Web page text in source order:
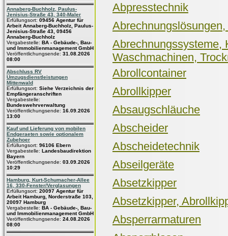
Annaberg-Buchholz, Paulus-
Jenisius-Straße 43, 340-Maler
Erfüllungsort: 09456 Agentur für
Arbeit Annaberg-Buchholz, Paulus-
Jenisius-Straße 43, 09456
Annaberg-Buchholz
Vergabestelle: BA - Gebäude-, Bau-
und Immobilienmanagement GmbH
Veröffentlichungsende: 31.08.2026
08:00
Abschluss RV
Umzugsdienstleistungen
Mittenwald
Erfüllungsort: Siehe Verzeichnis der
Empfängeranschriften
Vergabestelle:
Bundeswehrverwaltung
Veröffentlichungsende: 16.09.2026
13:00
Kauf und Lieferung von mobilen
Endgeraeten sowie optionalem
Zubehoer
Erfüllungsort: 96106 Ebern
Vergabestelle: Landesbaudirektion
Bayern
Veröffentlichungsende: 03.09.2026
10:29
Hamburg, Kurt-Schumacher-Allee
16, 330-Fenster/Verglasungen
Erfüllungsort: 20097 Agentur für
Arbeit Hamburg, Norderstraße 103,
20097 Hamburg
Vergabestelle: BA - Gebäude-, Bau-
und Immobilienmanagement GmbH
Veröffentlichungsende: 24.08.2026
08:00
Abpresstechnik
Abrechnungssysteme,
Waschmachinen,
Abrollcontainer
Abrollkipper
Absaugschläuche
Abscheider
Abscheidetechnik
Abseilgeräte
Absetzkipper
Absetzkipper,
Absperrarmaturen